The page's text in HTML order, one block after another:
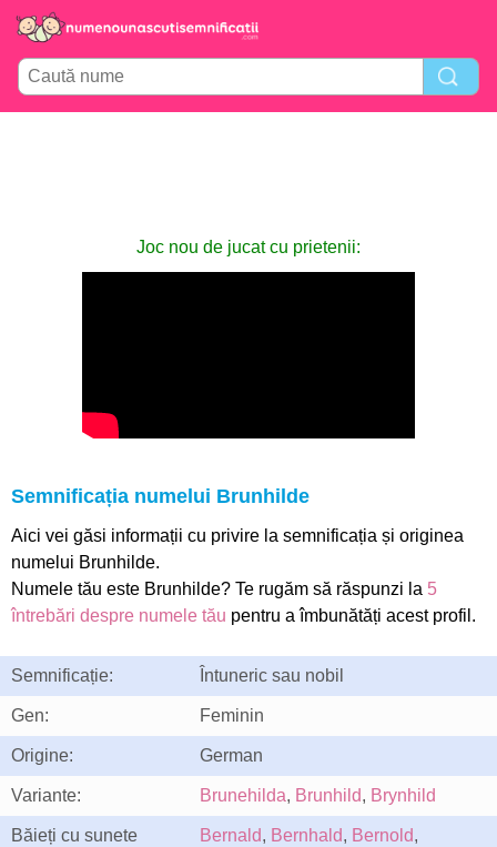
Joc nou de jucat cu prietenii:
Semnificația numelui Brunhilde
Aici vei găsi informații cu privire la semnificația și originea
numelui Brunhilde.
Numele tău este Brunhilde? Te rugăm să răspunzi la 5
întrebări despre numele tău pentru a îmbunătăți acest profil.
Semnificație: Întuneric sau nobil
Gen: Feminin
Origine: German
Variante: Brunehilda, Brunhild, Brynhild
Băieți cu sunete
Bernald, Bernhald, Bernold,